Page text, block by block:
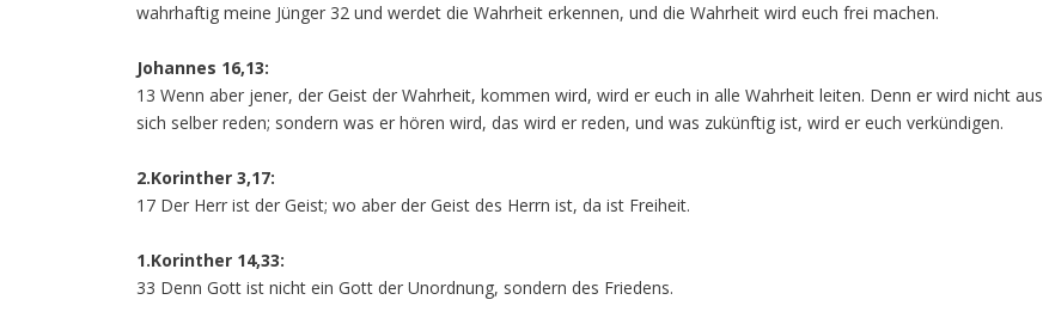
wahrhaftig meine Jünger 32 und werdet die Wahrheit erkennen, und die Wahrheit wird euch frei machen.
Johannes 16,13:
13 Wenn aber jener, der Geist der Wahrheit, kommen wird, wird er euch in alle Wahrheit leiten. Denn er wird nicht aus
sich selber reden; sondern was er hören wird, das wird er reden, und was zukünftig ist, wird er euch verkündigen.
2.Korinther 3,17:
17 Der Herr ist der Geist; wo aber der Geist des Herrn ist, da ist Freiheit.
1.Korinther 14,33:
33 Denn Gott ist nicht ein Gott der Unordnung, sondern des Friedens.